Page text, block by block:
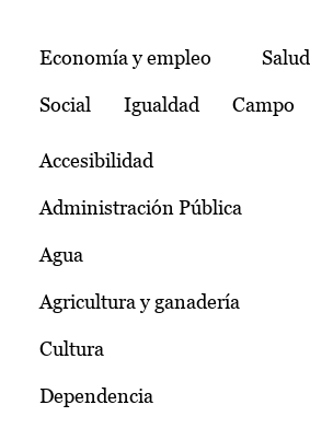
Temas
Economía y empleo Salud
Social Igualdad Campo
Accesibilidad
Administración Pública
Agua
Agricultura y ganadería
Cultura
Dependencia